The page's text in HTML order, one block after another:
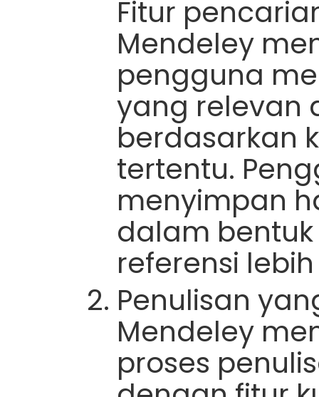
Fitur
Mendeley
pengguna
yang relevan
berdasarkan
tertentu.
menyimpan
dalam bentuk
referensi
Penulisan
Mendeley
proses